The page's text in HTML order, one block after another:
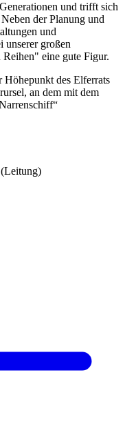
und trifft sich
der Planung und
und
unserer großen
eine gute Figur.
Höhepunkt des Elferrats
an dem mit dem